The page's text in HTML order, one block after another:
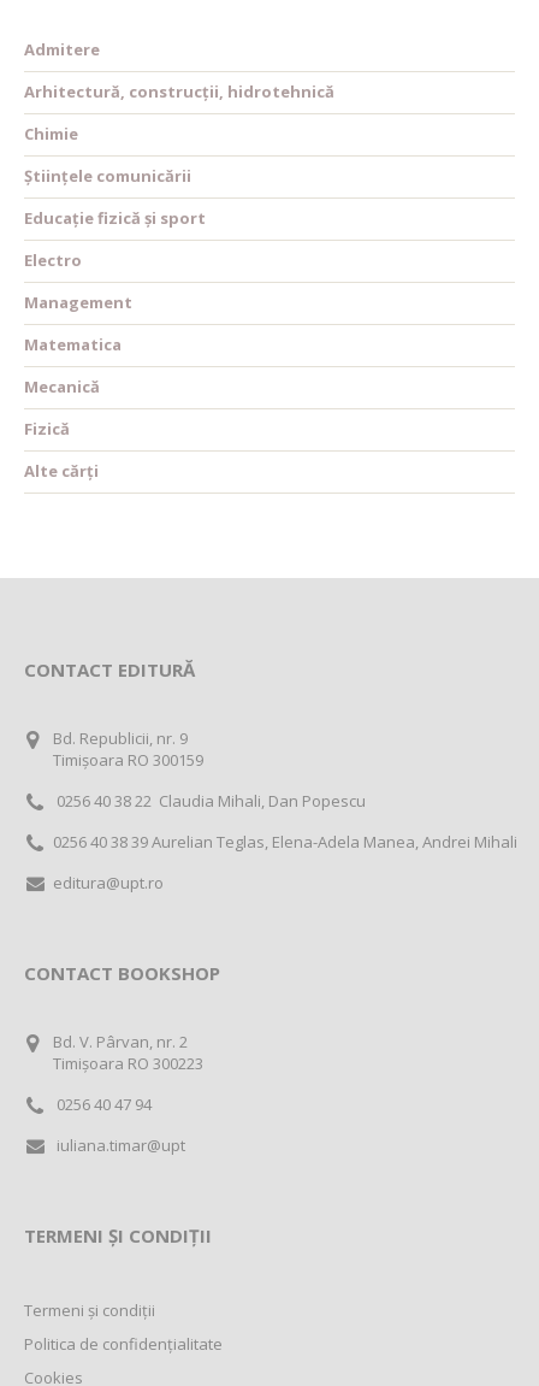
Admitere
Arhitectură, construcții, hidrotehnică
Chimie
Științele comunicării
Educație fizică și sport
Electro
Management
Matematica
Mecanică
Fizică
Alte cărți
CONTACT EDITURĂ
Bd. Republicii, nr. 9
Timișoara RO 300159
0256 40 38 22 Claudia Mihali, Dan Popescu
0256 40 38 39 Aurelian Teglas, Elena-Adela Manea, Andrei Mihali
editura@upt.ro
CONTACT BOOKSHOP
Bd. V. Pârvan, nr. 2
Timișoara RO 300223
0256 40 47 94
iuliana.timar@upt
TERMENI ȘI CONDIȚII
Termeni și condiții
Politica de confidențialitate
Cookies